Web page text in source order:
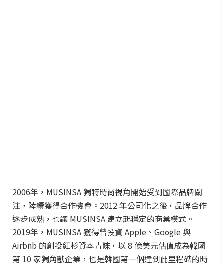
2006年，MUSINSA 獨特時尚視角開始受到國際品牌關
注，陸續獲得合作機會。2012 年公司化之後，品牌合作
逐步成熟，也讓 MUSINSA 建立起穩定的商業模式。
2019年，MUSINSA 獲得曾投資 Apple、Google 與
Airbnb 的創投紅杉資本青睞，以 8 億美元估值成為韓國
第 10 家獨角獸企業，也是韓國第一個達到此里程碑的時